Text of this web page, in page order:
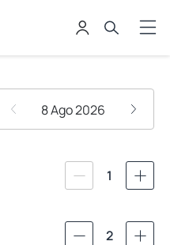
8 Ago 2026
1
2